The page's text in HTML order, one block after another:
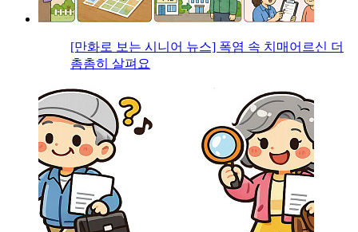
[만화로 보는 시니어 뉴스] 폭염 속 치매어르신 더
촘촘히 살펴요